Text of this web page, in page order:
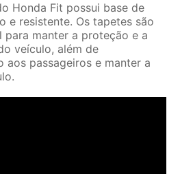
Honda Fit possui base de
e resistente. Os tapetes são
para manter a proteção e a
veículo, além de
passageiros e manter a